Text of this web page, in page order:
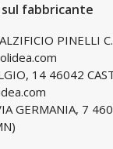
fabbricante
PINELLI
14 46042
GERMANIA, 7